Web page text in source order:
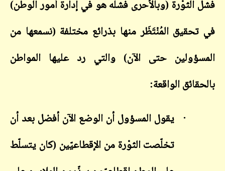
فشل الثوْرة (وبالأحرى فشله هو في إدارة أمور الوطن)
في تحقيق المُنْتَظَر منها بذرائع مختلفة (نسمعها من
المسؤولين حتى الآن) والتي رد عليها المواطن
بالحقائق الواقعة:
· يقول المسؤول أن الوضع الآن أفضل بعد أن
تخلّصت الثوْرة من الإقطاعيّين (كان يتسلّط